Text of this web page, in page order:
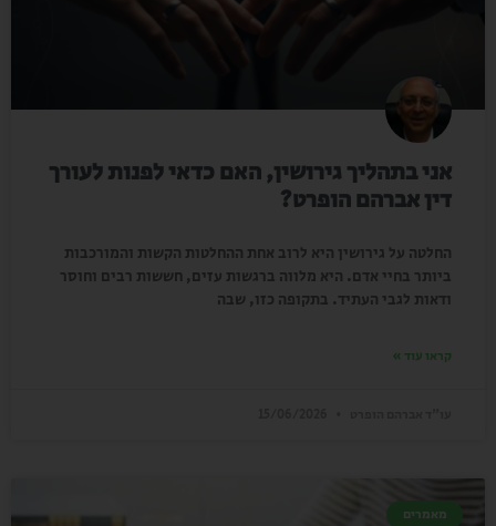
אני בתהליך גירושין, האם כדאי לפנות לעורך
דין אברהם הופרט?
החלטה על גירושין היא לרוב אחת ההחלטות הקשות והמורכבות
ביותר בחיי אדם. היא מלווה ברגשות עזים, חששות רבים וחוסר
ודאות לגבי העתיד. בתקופה כזו, שבה
קראו עוד »
מאמרים